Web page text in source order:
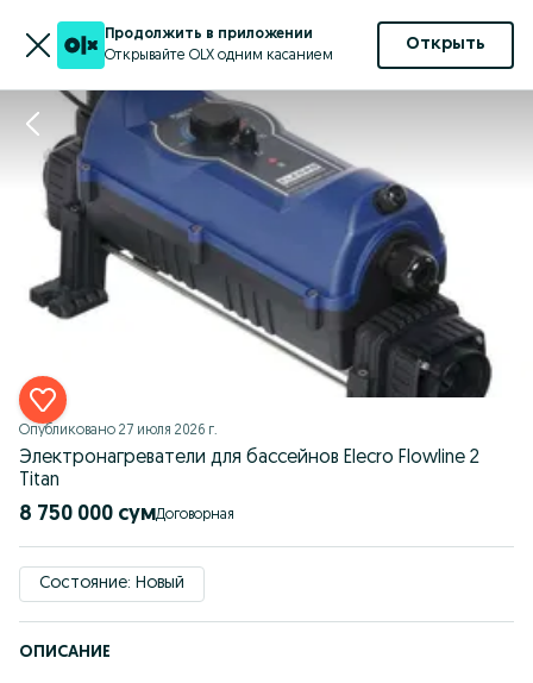
Продолжить в приложении
Открывайте OLX одним касанием
Открыть
Опубликовано 27 июля 2026 г.
Электронагреватели для бассейнов Elecro Flowline 2
Titan
8 750 000 сум Договорная
Состояние: Новый
ОПИСАНИЕ